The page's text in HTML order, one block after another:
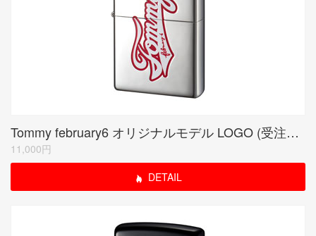
Tommy february6 オリジナルモデル LOGO (受注生産限定品)
11,000円
DETAIL